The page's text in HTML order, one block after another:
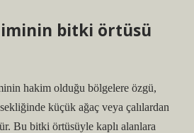
bitki örtüsü
hakim olduğu bölgelere özgü,
küçük ağaç veya çalılardan
Bu bitki örtüsüyle kaplı alanlara